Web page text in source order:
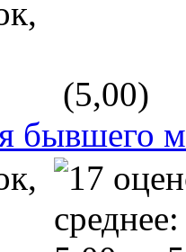
(5,00)
бывшего